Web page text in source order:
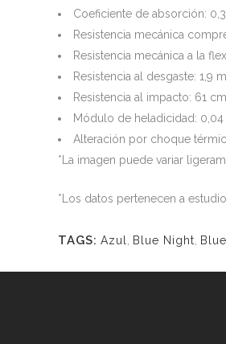
Coeficiente de absorción:
Resistencia mecánica
Resistencia mecánica a la
Resistencia al desgaste: 1,9
Resistencia al impacto: 61 cm
Módulo de heladicidad: 0,04
Alteración por choque
*La imagen puede variar
*Los datos pertenecen a
TAGS: Azul Blue Night